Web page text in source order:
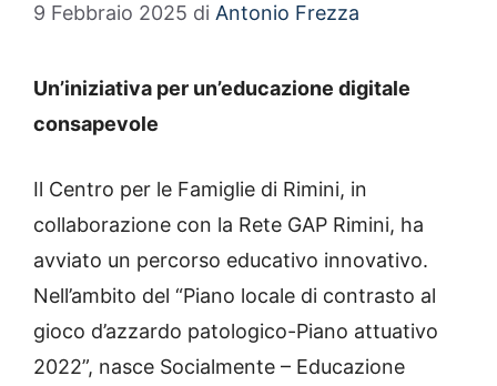
9 Febbraio 2025 di Antonio Frezza
Un’iniziativa per un’educazione digitale
consapevole
Il Centro per le Famiglie di Rimini, in
collaborazione con la Rete GAP Rimini, ha
avviato un percorso educativo innovativo.
Nell’ambito del “Piano locale di contrasto al
gioco d’azzardo patologico-Piano attuativo
2022”, nasce Socialmente – Educazione